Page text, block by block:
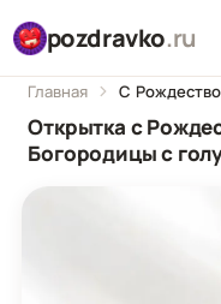
pozdravko.ru
Главная С
Открытка с
Богородицы с